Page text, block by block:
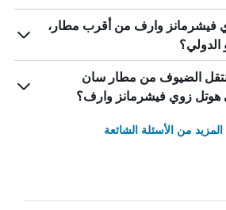
فيشرمانز وارف من أقرب مطار،
الضيوف من مطار سان
هوتل زوي فيشرمانز وارف؟
من الأسئلة الشائعة